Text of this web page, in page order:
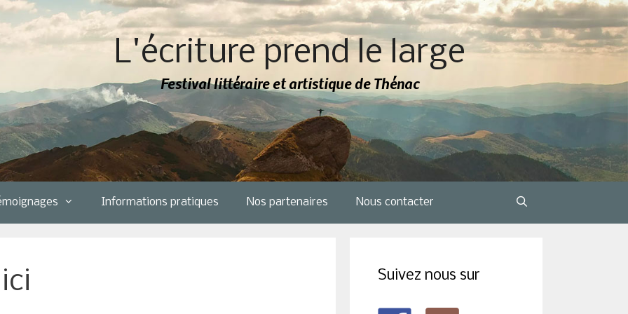
L'écriture prend le large
Festival littéraire et artistique de Thénac
Informations pratiques Nos partenaires Nous contacter
Suivez nous sur